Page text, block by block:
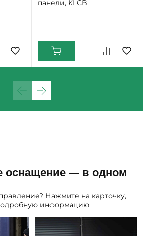
панели, KLCB
оснащение — в одном
Нажмите на карточку,
информацию